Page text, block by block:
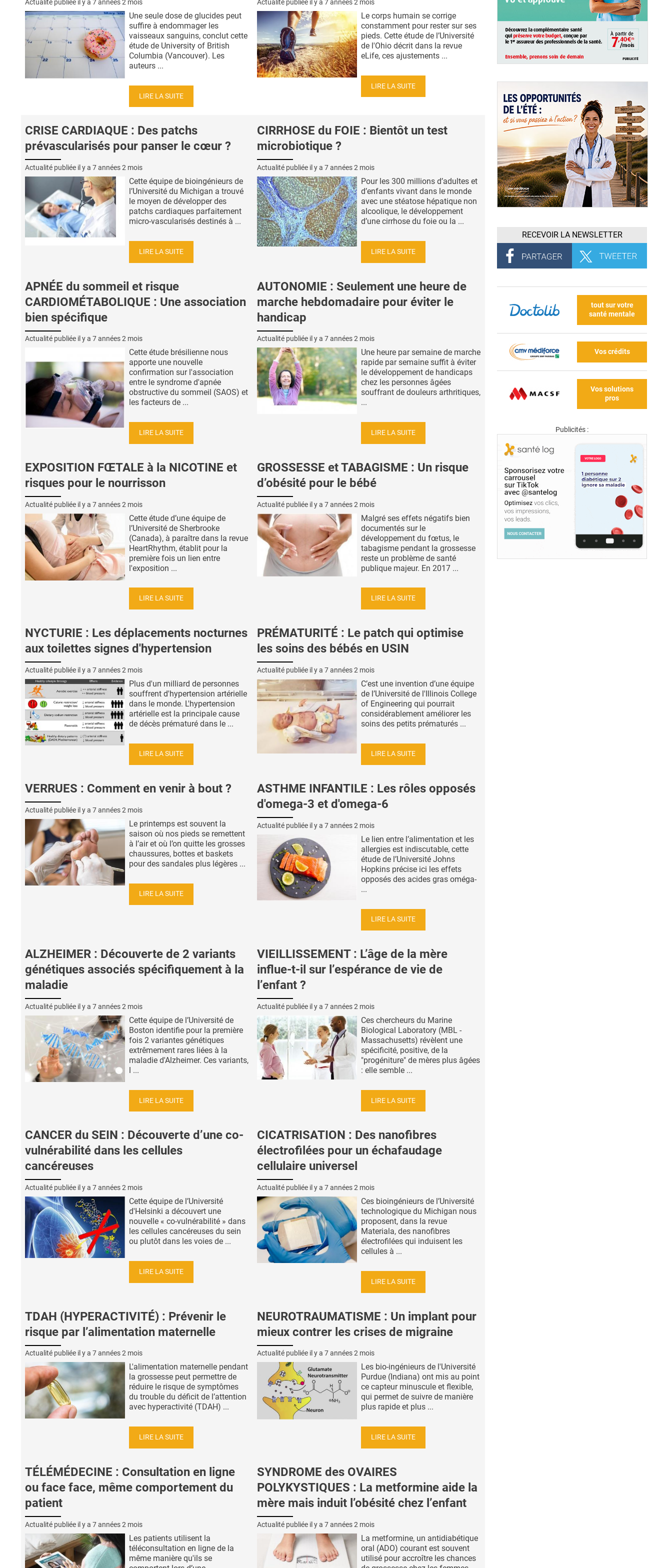
Actualité publiée il y a 7 années 2 mois
Une seule dose de glucides peut
suffire à endommager les
vaisseaux sanguins, conclut cette
étude de University of British
Columbia (Vancouver). Les
auteurs ...
LIRE LA SUITE
Actualité publiée il y a 7 années 2 mois
Le corps humain se corrige
constamment pour rester sur ses
pieds. Cette étude de l’Université
de l'Ohio décrit dans la revue
eLife, ces ajustements ...
LIRE LA SUITE
CRISE CARDIAQUE : Des patchs
prévascularisés pour panser le cœur ?
Actualité publiée il y a 7 années 2 mois
Cette équipe de bioingénieurs de
l’Université du Michigan a trouvé
le moyen de développer des
patchs cardiaques parfaitement
micro-vascularisés destinés à ...
LIRE LA SUITE
CIRRHOSE du FOIE : Bientôt un test
microbiotique ?
Actualité publiée il y a 7 années 2 mois
Pour les 300 millions d’adultes et
d’enfants vivant dans le monde
avec une stéatose hépatique non
alcoolique, le développement
d’une cirrhose du foie ou la ...
LIRE LA SUITE
APNÉE du sommeil et risque
CARDIOMÉTABOLIQUE : Une association
bien spécifique
Actualité publiée il y a 7 années 2 mois
Cette étude brésilienne nous
apporte une nouvelle
confirmation sur l'association
entre le syndrome d'apnée
obstructive du sommeil (SAOS) et
les facteurs de ...
LIRE LA SUITE
AUTONOMIE : Seulement une heure de
marche hebdomadaire pour éviter le
handicap
Actualité publiée il y a 7 années 2 mois
Une heure par semaine de marche
rapide par semaine suffit à éviter
le développement de handicaps
chez les personnes âgées
souffrant de douleurs arthritiques,
...
LIRE LA SUITE
EXPOSITION FŒTALE à la NICOTINE et
risques pour le nourrisson
Actualité publiée il y a 7 années 2 mois
Cette étude d’une équipe de
l’Université de Sherbrooke
(Canada), à paraître dans la revue
HeartRhythm, établit pour la
première fois un lien entre
l'exposition ...
LIRE LA SUITE
GROSSESSE et TABAGISME : Un risque
d’obésité pour le bébé
Actualité publiée il y a 7 années 2 mois
Malgré ses effets négatifs bien
documentés sur le
développement du fœtus, le
tabagisme pendant la grossesse
reste un problème de santé
publique majeur. En 2017 ...
LIRE LA SUITE
NYCTURIE : Les déplacements nocturnes
aux toilettes signes d'hypertension
Actualité publiée il y a 7 années 2 mois
Plus d'un milliard de personnes
souffrent d'hypertension artérielle
dans le monde. L'hypertension
artérielle est la principale cause
de décès prématuré dans le ...
LIRE LA SUITE
PRÉMATURITÉ : Le patch qui optimise
les soins des bébés en USIN
Actualité publiée il y a 7 années 2 mois
C’est une invention d’une équipe
de l’Université de l'Illinois College
of Engineering qui pourrait
considérablement améliorer les
soins des petits prématurés ...
LIRE LA SUITE
VERRUES : Comment en venir à bout ?
Actualité publiée il y a 7 années 2 mois
Le printemps est souvent la
saison où nos pieds se remettent
à l’air et où l’on quitte les grosses
chaussures, bottes et baskets
pour des sandales plus légères ...
LIRE LA SUITE
ASTHME INFANTILE : Les rôles opposés
d'omega-3 et d'omega-6
Actualité publiée il y a 7 années 2 mois
Le lien entre l’alimentation et les
allergies est indiscutable, cette
étude de l’Université Johns
Hopkins précise ici les effets
opposés des acides gras oméga-
...
LIRE LA SUITE
ALZHEIMER : Découverte de 2 variants
génétiques associés spécifiquement à la
maladie
Actualité publiée il y a 7 années 2 mois
Cette équipe de l’Université de
Boston identifie pour la première
fois 2 variantes génétiques
extrêmement rares liées à la
maladie d'Alzheimer. Ces variants,
l ...
LIRE LA SUITE
VIEILLISSEMENT : L’âge de la mère
influe-t-il sur l’espérance de vie de
l’enfant ?
Actualité publiée il y a 7 années 2 mois
Ces chercheurs du Marine
Biological Laboratory (MBL -
Massachusetts) révèlent une
spécificité, positive, de la
"progéniture" de mères plus âgées
: elle semble ...
LIRE LA SUITE
CANCER du SEIN : Découverte d’une co-
vulnérabilité dans les cellules
cancéreuses
Actualité publiée il y a 7 années 2 mois
Cette équipe de l’Université
d'Helsinki a découvert une
nouvelle « co-vulnérabilité » dans
les cellules cancéreuses du sein
ou plutôt dans les voies de ...
LIRE LA SUITE
CICATRISATION : Des nanofibres
électrofilées pour un échafaudage
cellulaire universel
Actualité publiée il y a 7 années 2 mois
Ces bioingénieurs de l’Université
technologique du Michigan nous
proposent, dans la revue
Materiala, des nanofibres
électrofilées qui induisent les
cellules à ...
LIRE LA SUITE
TDAH (HYPERACTIVITÉ) : Prévenir le
risque par l’alimentation maternelle
Actualité publiée il y a 7 années 2 mois
L'alimentation maternelle pendant
la grossesse peut permettre de
réduire le risque de symptômes
du trouble du déficit de l’attention
avec hyperactivité (TDAH) ...
LIRE LA SUITE
NEUROTRAUMATISME : Un implant pour
mieux contrer les crises de migraine
Actualité publiée il y a 7 années 2 mois
Les bio-ingénieurs de l'Université
Purdue (Indiana) ont mis au point
ce capteur minuscule et flexible,
qui permet de suivre de manière
plus rapide et plus ...
LIRE LA SUITE
TÉLÉMÉDECINE : Consultation en ligne
ou face face, même comportement du
patient
Actualité publiée il y a 7 années 2 mois
Les patients utilisent la
téléconsultation en ligne de la
même manière qu'ils se
SYNDROME des OVAIRES
POLYKYSTIQUES : La metformine aide la
mère mais induit l’obésité chez l’enfant
Actualité publiée il y a 7 années 2 mois
La metformine, un antidiabétique
oral (ADO) courant est souvent
utilisé pour accroître les chances
RECEVOIR LA NEWSLETTER
tout sur votre
santé mentale
Vos crédits
Vos solutions
pros
Publicités :